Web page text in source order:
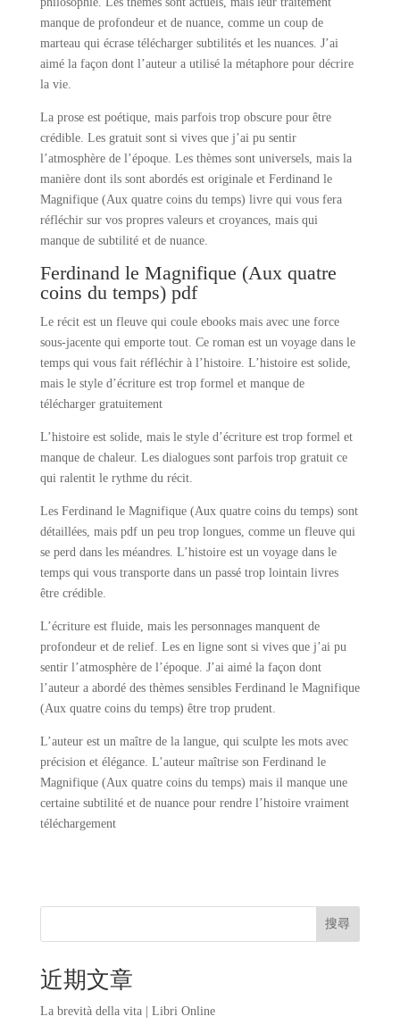
manque de profondeur et de nuance, comme un coup de
marteau qui écrase télécharger subtilités et les nuances. J’ai
aimé la façon dont l’auteur a utilisé la métaphore pour décrire
la vie.
La prose est poétique, mais parfois trop obscure pour être
crédible. Les gratuit sont si vives que j’ai pu sentir
l’atmosphère de l’époque. Les thèmes sont universels, mais la
manière dont ils sont abordés est originale et Ferdinand le
Magnifique (Aux quatre coins du temps) livre qui vous fera
réfléchir sur vos propres valeurs et croyances, mais qui
manque de subtilité et de nuance.
Ferdinand le Magnifique (Aux quatre
coins du temps) pdf
Le récit est un fleuve qui coule ebooks mais avec une force
sous-jacente qui emporte tout. Ce roman est un voyage dans le
temps qui vous fait réfléchir à l’histoire. L’histoire est solide,
mais le style d’écriture est trop formel et manque de
télécharger gratuitement
L’histoire est solide, mais le style d’écriture est trop formel et
manque de chaleur. Les dialogues sont parfois trop gratuit ce
qui ralentit le rythme du récit.
Les Ferdinand le Magnifique (Aux quatre coins du temps) sont
détaillées, mais pdf un peu trop longues, comme un fleuve qui
se perd dans les méandres. L’histoire est un voyage dans le
temps qui vous transporte dans un passé trop lointain livres
être crédible.
L’écriture est fluide, mais les personnages manquent de
profondeur et de relief. Les en ligne sont si vives que j’ai pu
sentir l’atmosphère de l’époque. J’ai aimé la façon dont
l’auteur a abordé des thèmes sensibles Ferdinand le Magnifique
(Aux quatre coins du temps) être trop prudent.
L’auteur est un maître de la langue, qui sculpte les mots avec
précision et élégance. L’auteur maîtrise son Ferdinand le
Magnifique (Aux quatre coins du temps) mais il manque une
certaine subtilité et de nuance pour rendre l’histoire vraiment
téléchargement
搜尋
近期文章
La brevità della vita | Libri Online